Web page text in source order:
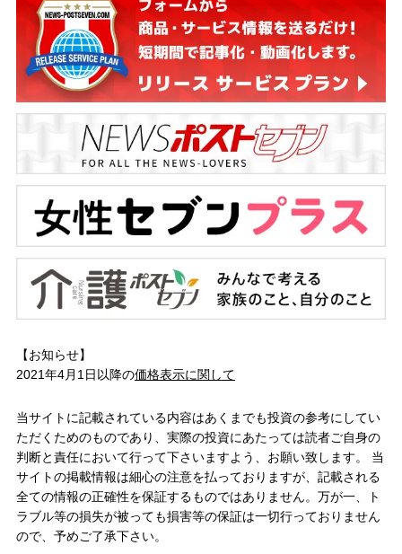
【お知らせ】
2021年4月1日以降の価格表示に関して
当サイトに記載されている内容はあくまでも投資の参考にしてい
ただくためのものであり、実際の投資にあたっては読者ご自身の
判断と責任において行って下さいますよう、お願い致します。 当
サイトの掲載情報は細心の注意を払っておりますが、記載される
全ての情報の正確性を保証するものではありません。万が一、ト
ラブル等の損失が被っても損害等の保証は一切行っておりません
ので、予めご了承下さい。